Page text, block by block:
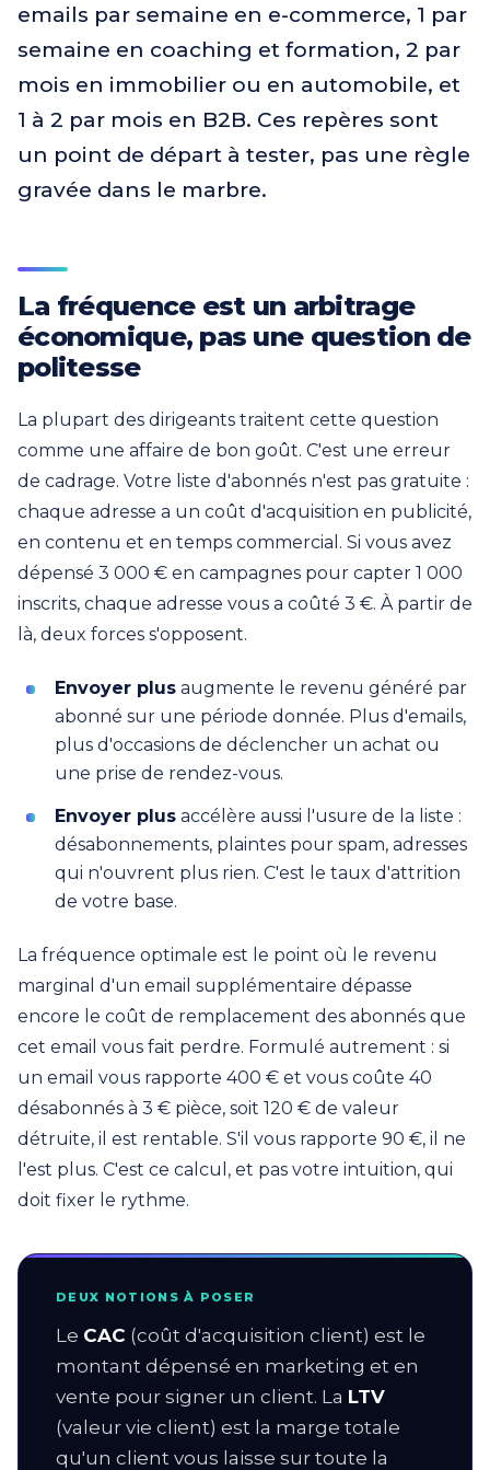
emails par semaine en e-commerce, 1 par
semaine en coaching et formation, 2 par
mois en immobilier ou en automobile, et
1 à 2 par mois en B2B. Ces repères sont
un point de départ à tester, pas une règle
gravée dans le marbre.
La fréquence est un arbitrage
économique, pas une question de
politesse
La plupart des dirigeants traitent cette question
comme une affaire de bon goût. C'est une erreur
de cadrage. Votre liste d'abonnés n'est pas gratuite :
chaque adresse a un coût d'acquisition en publicité,
en contenu et en temps commercial. Si vous avez
dépensé 3 000 € en campagnes pour capter 1 000
inscrits, chaque adresse vous a coûté 3 €. À partir de
là, deux forces s'opposent.
Envoyer plus augmente le revenu généré par
abonné sur une période donnée. Plus d'emails,
plus d'occasions de déclencher un achat ou
une prise de rendez-vous.
Envoyer plus accélère aussi l'usure de la liste :
désabonnements, plaintes pour spam, adresses
qui n'ouvrent plus rien. C'est le taux d'attrition
de votre base.
La fréquence optimale est le point où le revenu
marginal d'un email supplémentaire dépasse
encore le coût de remplacement des abonnés que
cet email vous fait perdre. Formulé autrement : si
un email vous rapporte 400 € et vous coûte 40
désabonnés à 3 € pièce, soit 120 € de valeur
détruite, il est rentable. S'il vous rapporte 90 €, il ne
l'est plus. C'est ce calcul, et pas votre intuition, qui
doit fixer le rythme.
DEUX NOTIONS À POSER
Le CAC (coût d'acquisition client) est le
montant dépensé en marketing et en
vente pour signer un client. La LTV
(valeur vie client) est la marge totale
qu'un client vous laisse sur toute la